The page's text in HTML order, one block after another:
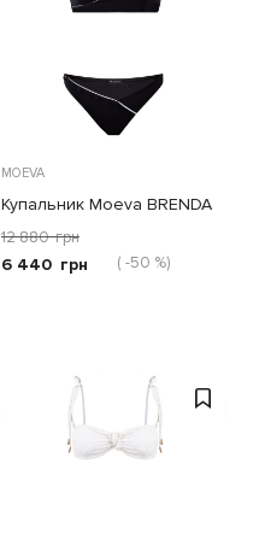
MOEVA
Купальник Moeva BRENDA
черный
12 880 грн
6 440 грн ( -50 %)